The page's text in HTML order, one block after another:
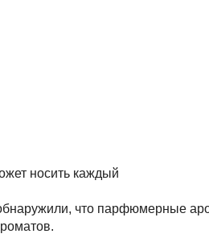
носить каждый
что парфюмерные